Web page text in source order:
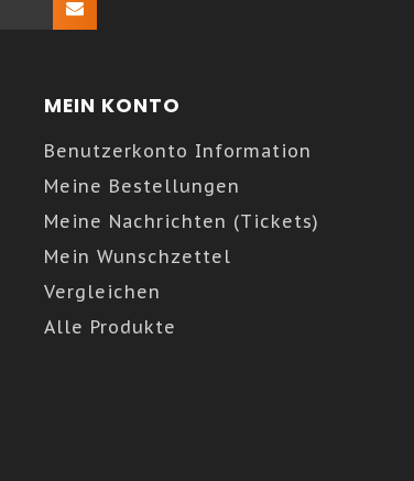
MEIN KONTO
Benutzerkonto Information
Meine Bestellungen
Meine Nachrichten (Tickets)
Mein Wunschzettel
Vergleichen
Alle Produkte